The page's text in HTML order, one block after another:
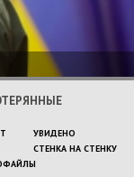
УВИДЕНО
СТЕНКА НА СТЕНКУ